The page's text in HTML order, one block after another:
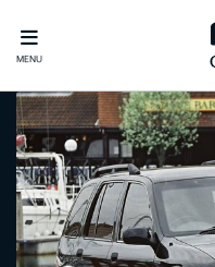
MENU